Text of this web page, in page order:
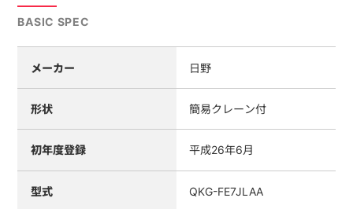
BASIC SPEC
メーカー 日野
形状 簡易クレーン付
初年度登録 平成26年6月
型式 QKG-FE7JLAA